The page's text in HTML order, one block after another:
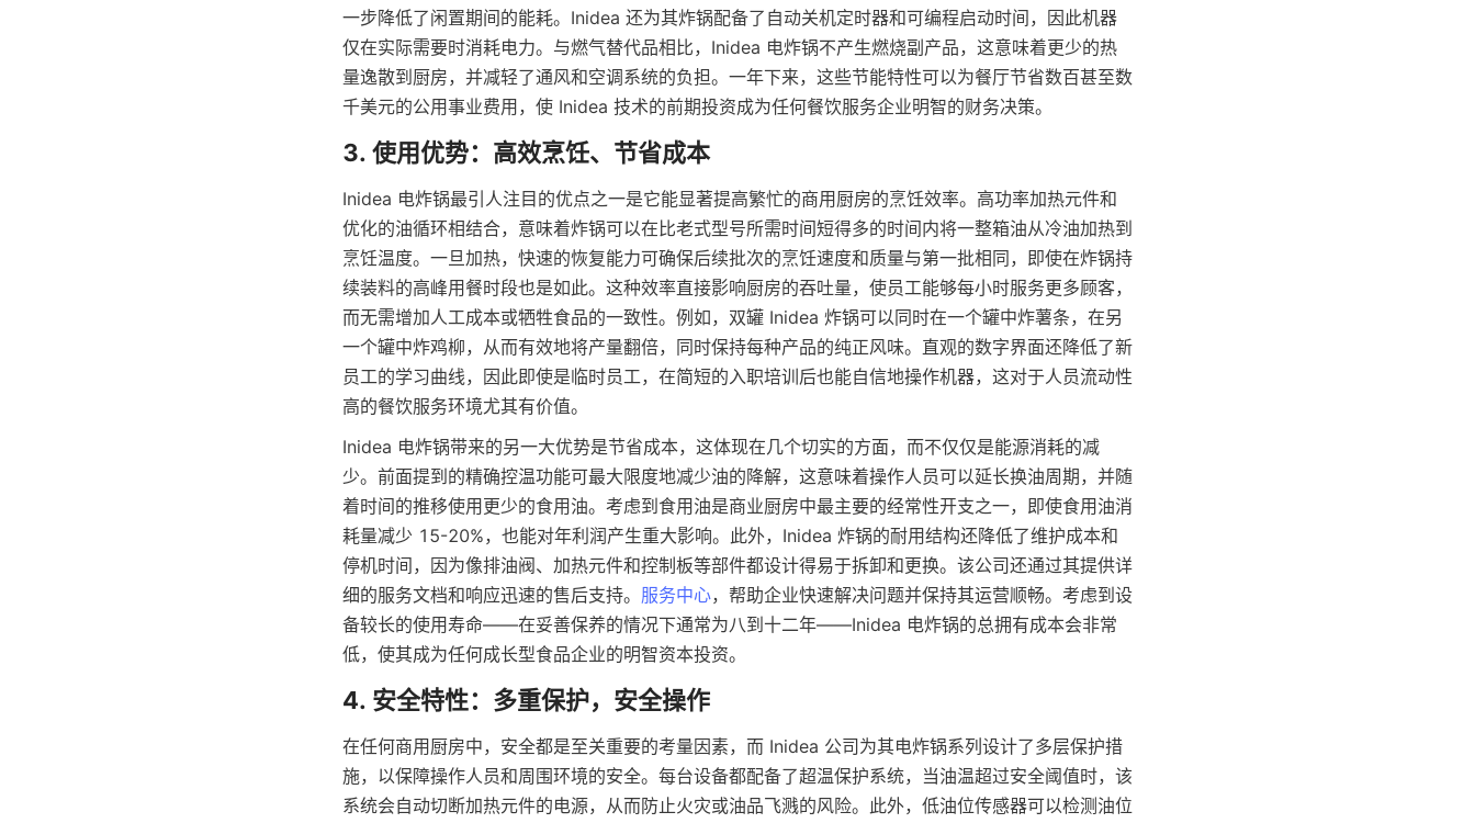
一步降低了闲置期间的能耗。Inidea 还为其炸锅配备了自动关机定时器和可编程启动时间，因此机器
仅在实际需要时消耗电力。与燃气替代品相比，Inidea 电炸锅不产生燃烧副产品，这意味着更少的热
量逸散到厨房，并减轻了通风和空调系统的负担。一年下来，这些节能特性可以为餐厅节省数百甚至数
千美元的公用事业费用，使 Inidea 技术的前期投资成为任何餐饮服务企业明智的财务决策。
Inidea 电炸锅最引人注目的优点之一是它能显著提高繁忙的商用厨房的烹饪效率。高功率加热元件和
优化的油循环相结合，意味着炸锅可以在比老式型号所需时间短得多的时间内将一整箱油从冷油加热到
烹饪温度。一旦加热，快速的恢复能力可确保后续批次的烹饪速度和质量与第一批相同，即使在炸锅持
续装料的高峰用餐时段也是如此。这种效率直接影响厨房的吞吐量，使员工能够每小时服务更多顾客，
而无需增加人工成本或牺牲食品的一致性。例如，双罐 Inidea 炸锅可以同时在一个罐中炸薯条，在另
一个罐中炸鸡柳，从而有效地将产量翻倍，同时保持每种产品的纯正风味。直观的数字界面还降低了新
员工的学习曲线，因此即使是临时员工，在简短的入职培训后也能自信地操作机器，这对于人员流动性
高的餐饮服务环境尤其有价值。
Inidea 电炸锅带来的另一大优势是节省成本，这体现在几个切实的方面，而不仅仅是能源消耗的减
少。前面提到的精确控温功能可最大限度地减少油的降解，这意味着操作人员可以延长换油周期，并随
着时间的推移使用更少的食用油。考虑到食用油是商业厨房中最主要的经常性开支之一，即使食用油消
耗量减少 15-20%，也能对年利润产生重大影响。此外，Inidea 炸锅的耐用结构还降低了维护成本和
停机时间，因为像排油阀、加热元件和控制板等部件都设计得易于拆卸和更换。该公司还通过其提供详
细的服务文档和响应迅速的售后支持。 服务中心，帮助企业快速解决问题并保持其运营顺畅。考虑到设
备较长的使用寿命——在妥善保养的情况下通常为八到十二年——Inidea 电炸锅的总拥有成本会非常
在任何商用厨房中，安全都是至关重要的考量因素，而 Inidea 公司为其电炸锅系列设计了多层保护措
施，以保障操作人员和周围环境的安全。每台设备都配备了超温保护系统，当油温超过安全阈值时，该
系统会自动切断加热元件的电源，从而防止火灾或油品飞溅的风险。此外，低油位传感器可以检测油位